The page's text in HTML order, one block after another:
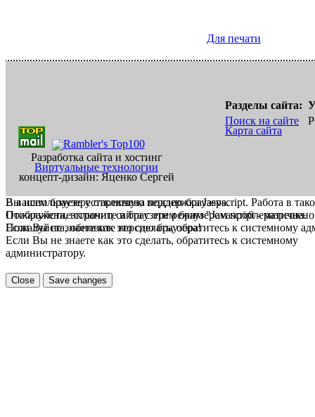
Для печати
Разработка сайта и хостинг
Виртуальные технологии
концепт-дизайн: Яценко Сергей
Разделы сайта:
Поиск на сайте
Карта сайта
В вашем браузере отключена поддержка Jasvscript. Работа в
Пожалуйста, включите в браузере режим "Javascript -
Если Вы не знаете как это сделать, обратитесь к системному
Вы используете устаревшую версию браузера.
Отображение страниц сайта с этим браузером проблематична.
Пожалуйста, обновите версию браузера!
Если Вы не знаете как это сделать, обратитесь к системному
администратору.
Close Save changes